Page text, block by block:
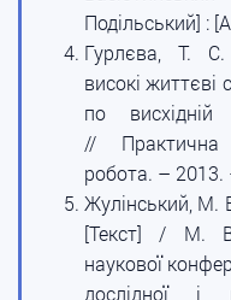
Подільський] :
Гурлєва, Т. С.
високі життєві
по
// Практична
робота. –
Жулінський, М.
[Текст] / М.
наукової
дослідної і